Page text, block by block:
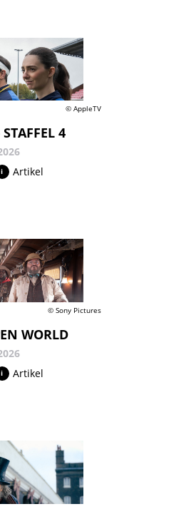
© AppleTV
4
Artikel
© Sony Pictures
WORLD
Artikel